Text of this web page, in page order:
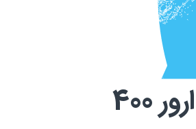
ارور400